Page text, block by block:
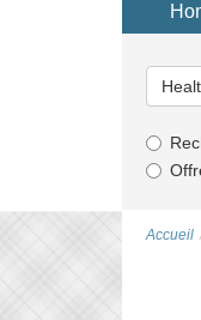
une
Accueil